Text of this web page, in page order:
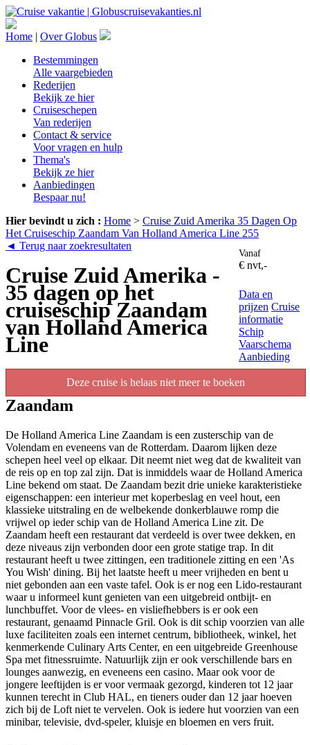
Home | Over Globus
Bestemmingen
Alle vaargebieden
Rederijen
Bekijk ze hier
Cruiseschepen
Van rederijen
Contact & service
Voor vragen en hulp
Thema's
Bekijk ze hier
Aanbiedingen
Bespaar nu!
Hier bevindt u zich : Home > Cruise Zuid Amerika 35 Dagen Op
Het Cruiseschip Zaandam Van Holland America Line 255
◄ Terug naar zoekresultaten
Cruise Zuid Amerika -
35 dagen op het
cruiseschip Zaandam
van Holland America
Line
Vanaf
€ nvt,-
Data en
prijzen Cruise
informatie
Schip
Vaarschema
Aanbieding
Deze cruise is helaas niet meer te boeken
Zaandam
De Holland America Line Zaandam is een zusterschip van de
Volendam en eveneens van de Rotterdam. Daarom lijken deze
schepen heel veel op elkaar. Dit neemt niet weg dat de kwaliteit van
de reis op en top zal zijn. Dat is inmiddels waar de Holland America
Line bekend om staat. De Zaandam bezit drie unieke karakteristieke
eigenschappen: een interieur met koperbeslag en veel hout, een
klassieke uitstraling en de welbekende donkerblauwe romp die
vrijwel op ieder schip van de Holland America Line zit. De
Zaandam heeft een restaurant dat verdeeld is over twee dekken, en
deze niveaus zijn verbonden door een grote statige trap. In dit
restaurant heeft u twee zittingen, een traditionele zitting en een 'As
You Wish' dining. Bij het laatste heeft u meer vrijheden en bent u
niet gebonden aan een vaste tafel. Ook is er nog een Lido-restaurant
waar u informeel kunt genieten van een uitgebreid ontbijt- en
lunchbuffet. Voor de vlees- en visliefhebbers is er ook een
restaurant, genaamd Pinnacle Gril. Ook is dit schip voorzien van alle
luxe faciliteiten zoals een internet centrum, bibliotheek, winkel, het
kenmerkende Culinary Arts Center, en een uitgebreide Greenhouse
Spa met fitnessruimte. Natuurlijk zijn er ook verschillende bars en
lounges aanwezig, en eveneens een casino. Maar ook voor de
jongere leeftijden is er voor vermaak gezorgd, kinderen tot 12 jaar
kunnen terecht in Club HAL, en tieners ouder dan 12 jaar hoeven
zich bij de Loft niet te vervelen. Ook is iedere hut voorzien van een
minibar, televisie, dvd-speler, kluisje en bloemen en vers fruit.